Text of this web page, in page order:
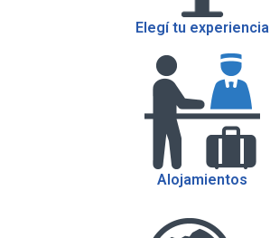
Elegí tu experiencia
Alojamientos